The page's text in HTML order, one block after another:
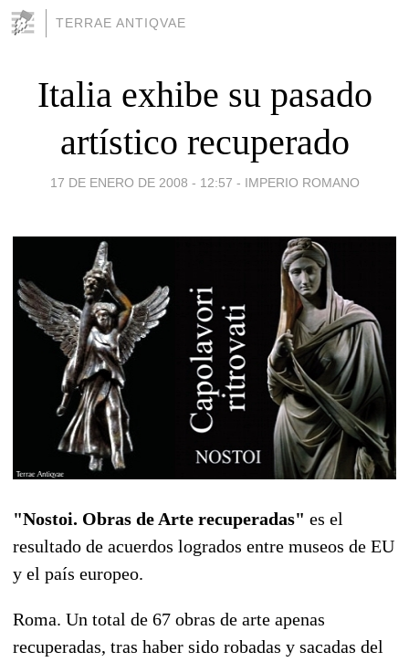
TERRAE ANTIQVAE
Italia exhibe su pasado
artístico recuperado
17 DE ENERO DE 2008 - 12:57 - IMPERIO ROMANO
"Nostoi. Obras de Arte recuperadas" es el
resultado de acuerdos logrados entre museos de EU
y el país europeo.
Roma. Un total de 67 obras de arte apenas
recuperadas, tras haber sido robadas y sacadas del